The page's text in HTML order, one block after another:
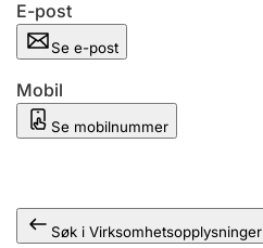
E-post
Se e-post
Mobil
Se mobilnummer
Søk i Virksomhetsopplysninger